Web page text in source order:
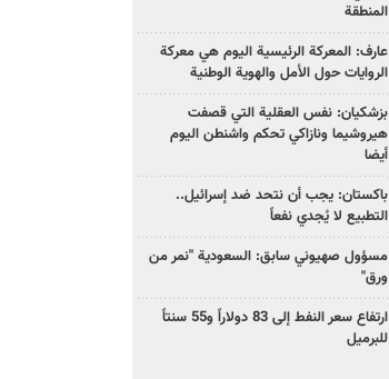
المنطقة
عارف: المعركة الرئيسية اليوم هي معركة
الروايات حول الأمل والهوية الوطنية
بزشكيان: نفس العقلية التي قصفت
هيروشيما ونازاكي تحكم واشنطن اليوم
أيضا
باكستان: يجب أن نتحد ضد إسرائيل..
التطبيع لا يُجدي نفعاً
مسؤول صهيوني سابق: السعودية "نمر من
ورق"
ارتفاع سعر النفط إلى 83 دولاراً و55 سنتاً
للبرميل